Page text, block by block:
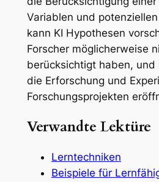
Variablen und
kann KI Hypothesen
Forscher möglicherweise
berücksichtigt haben, und
die Erforschung und
Forschungsprojekten
Verwandte Lektüre
Lerntechniken
Beispiele für